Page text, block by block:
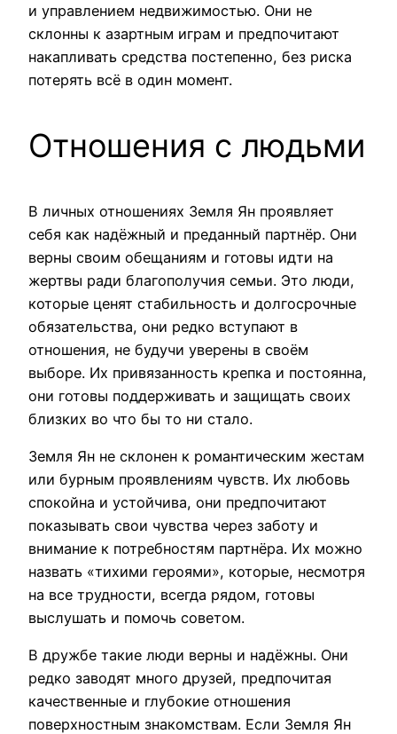
и управлением недвижимостью. Они не
склонны к азартным играм и предпочитают
накапливать средства постепенно, без риска
потерять всё в один момент.
Отношения с людьми
В личных отношениях Земля Ян проявляет
себя как надёжный и преданный партнёр. Они
верны своим обещаниям и готовы идти на
жертвы ради благополучия семьи. Это люди,
которые ценят стабильность и долгосрочные
обязательства, они редко вступают в
отношения, не будучи уверены в своём
выборе. Их привязанность крепка и постоянна,
они готовы поддерживать и защищать своих
близких во что бы то ни стало.
Земля Ян не склонен к романтическим жестам
или бурным проявлениям чувств. Их любовь
спокойна и устойчива, они предпочитают
показывать свои чувства через заботу и
внимание к потребностям партнёра. Их можно
назвать «тихими героями», которые, несмотря
на все трудности, всегда рядом, готовы
выслушать и помочь советом.
В дружбе такие люди верны и надёжны. Они
редко заводят много друзей, предпочитая
качественные и глубокие отношения
поверхностным знакомствам. Если Земля Ян